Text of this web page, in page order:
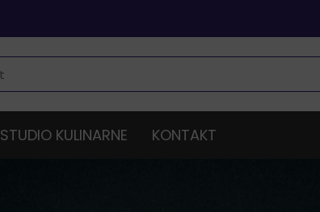
STUDIO KULINARNE KONTAKT